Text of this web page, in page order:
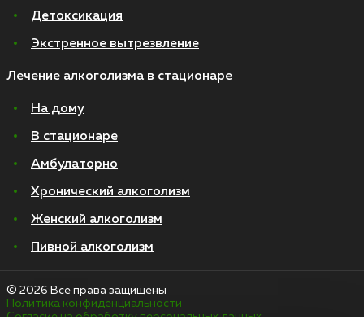
Детоксикация
Экстренное вытрезвление
Лечение алкоголизма в стационаре
На дому
В стационаре
Амбулаторно
Хронический алкоголизм
Женский алкоголизм
Пивной алкоголизм
© 2026 Все права защищены
Политика конфиденциальности
Согласие на обработку персональных данных